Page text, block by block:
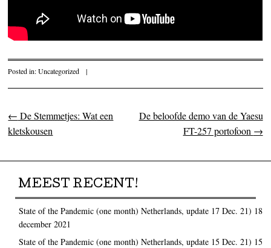
Posted in:Uncategorized |
Post navigation
← De Stemmetjes: Wat een
kletskousen
De beloofde demo van de Yaesu
FT-257 portofoon →
MEEST RECENT!
State of the Pandemic (one month) Netherlands, update 17 Dec. 21) 18
december 2021
State of the Pandemic (one month) Netherlands, update 15 Dec. 21) 15